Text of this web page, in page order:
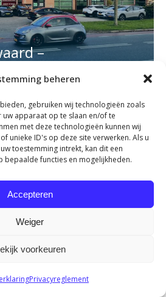
beheren
gebruiken wij technologieën zoals
apparaat op te slaan en/of te
met deze technologieën kunnen wij
unieke ID's op deze site verwerken. Als u
toestemming intrekt, kan dit een
bepaalde functies en mogelijkheden.
Accepteren
Weiger
voorkeuren
Privacyreglement
–
Dijk en Waard